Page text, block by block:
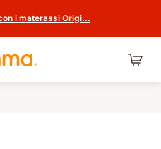
i materassi Origi...